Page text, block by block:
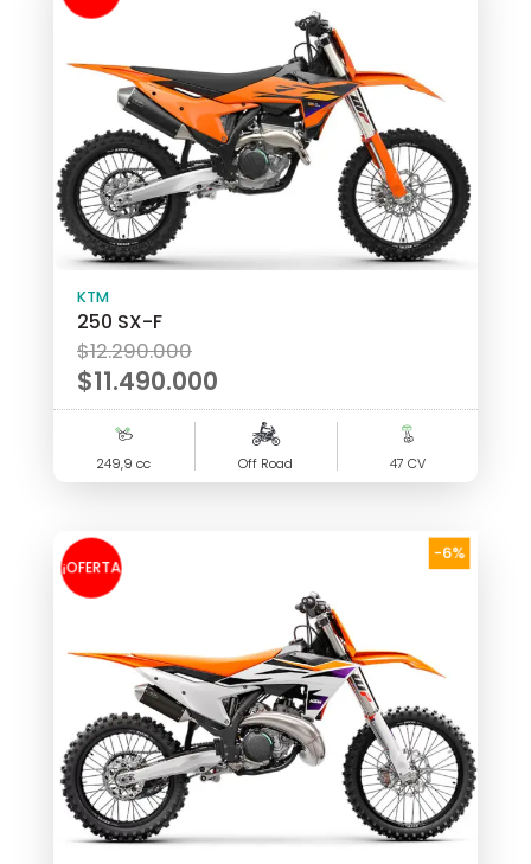
KTM
250 SX-F
$12.290.000El
precio
original
$12.290.000.
$11.490.000
El
precio
actual
$11.490.000.
249,9 cc Off Road 47 CV
-6%
¡OFERTA